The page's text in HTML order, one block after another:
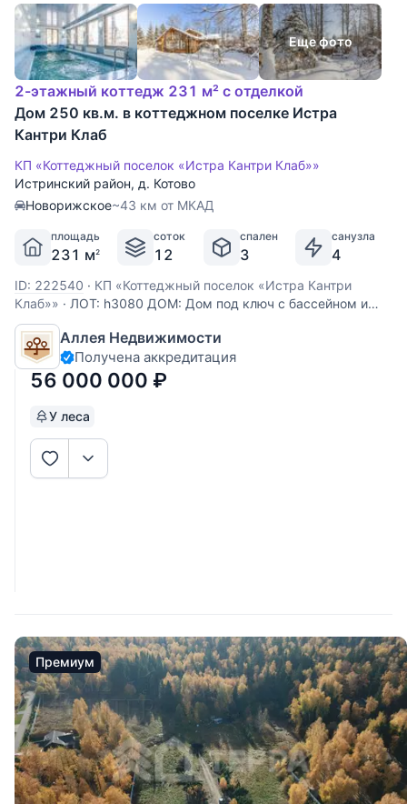
Еще фото
2-этажный коттедж 231 м² с отделкой
Дом 250 кв.м. в коттеджном поселке Истра
Кантри Клаб
КП «Коттеджный поселок «Истра Кантри Клаб»»
Истринский район, д. Котово
Новорижское~43 км от МКАД
площадь
231 м2
соток
12
спален
3
санузла
4
ID: 222540 · КП «Коттеджный поселок «Истра Кантри
Клаб»» · ЛОТ: h3080 ДОМ: Дом под ключ с бассейном и
сауной на лесном участке. Дом полностью меблирован и
готов к проживанию. Просторная гостиная со вторым
светом. В большом холле второго этажа бильярдная.
Бассейн с противотоком, гидромассажем, финской
Аллея Недвижимости
Получена аккредитация
56 000 000 ₽
У леса
Премиум